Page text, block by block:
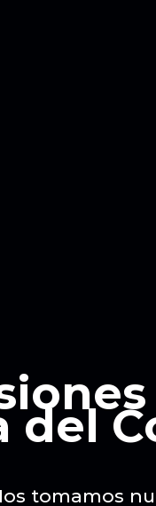
del
tomamos